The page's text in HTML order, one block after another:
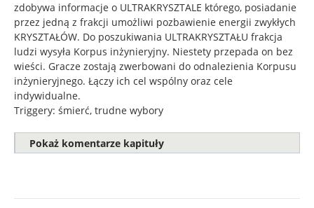
zdobywa informacje o ULTRAKRYSZTALE którego, posiadanie
przez jedną z frakcji umożliwi pozbawienie energii zwykłych
KRYSZTAŁÓW. Do poszukiwania ULTRAKRYSZTAŁU frakcja
ludzi wysyła Korpus inżynieryjny. Niestety przepada on bez
wieści. Gracze zostają zwerbowani do odnalezienia Korpusu
inżynieryjnego. Łączy ich cel wspólny oraz cele
indywidualne.
Triggery: śmierć, trudne wybory
Pokaż komentarze kapituły